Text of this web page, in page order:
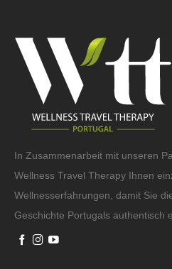
In Zusammenarbeit mit unseren
Wellness Travel Therapy Ihnen
Wellnesserfahrungen, damit Sie
Geschichte Portugals authentisch